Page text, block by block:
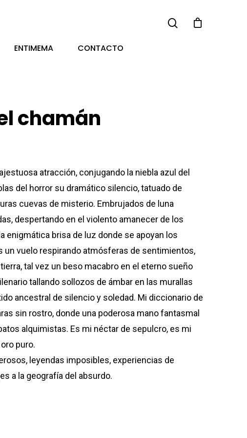
ENTIMEMA CONTACTO
chamán
atracción, conjugando la niebla azul del
del horror su dramático silencio, tatuado de
cuevas de misterio. Embrujados de luna
despertando en el violento amanecer de los
enigmática brisa de luz donde se apoyan los
un vuelo respirando atmósferas de sentimientos,
tal vez un beso macabro en el eterno sueño
tallando sollozos de ámbar en las murallas
ancestral de silencio y soledad. Mi diccionario de
sin rostro, donde una poderosa mano fantasmal
alquimistas. Es mi néctar de sepulcro, es mi
puro.
leyendas imposibles, experiencias de
a la geografía del absurdo.